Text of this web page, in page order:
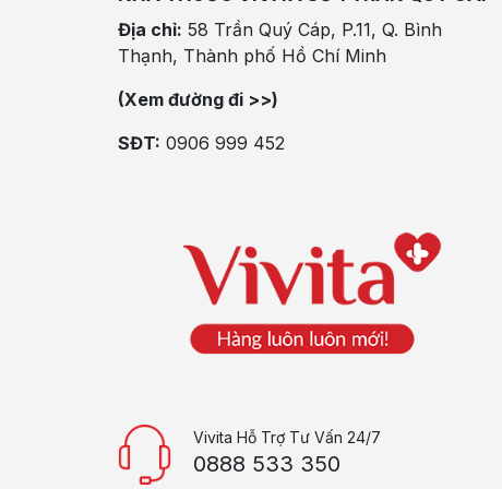
Địa chỉ: 58 Trần Quý Cáp, P.11, Q. Bình
Thạnh, Thành phố Hồ Chí Minh
(Xem đường đi >>)
SĐT: 0906 999 452
Vivita Hỗ Trợ Tư Vấn 24/7
0888 533 350